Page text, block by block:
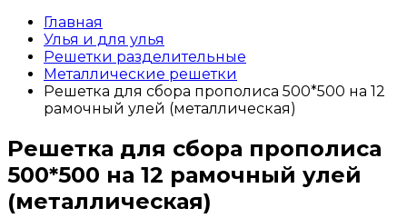
Главная
Улья и для улья
Решетки разделительные
Металлические решетки
Решетка для сбора прополиса 500*500 на 12
рамочный улей (металлическая)
Решетка для сбора прополиса
500*500 на 12 рамочный улей
(металлическая)